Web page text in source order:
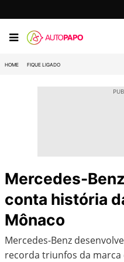
HOME FIQUE LIGADO
Mercedes-
conta história
Mônaco
Mercedes-Benz
recorda triunfos da marca